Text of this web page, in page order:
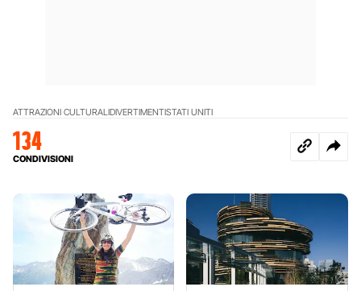
ATTRAZIONI CULTURALIDIVERTIMENTISTATI UNITI
134
CONDIVISIONI